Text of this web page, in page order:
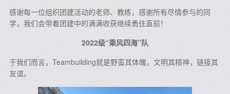
感谢每一位组织团建活动的老师、教练，感谢所有尽情参与的同
学，我们会带着团建中的满满收获继续勇往直前！
2022级“乘风四海”队
于我们而言，Teambuilding就是野蛮其体魄，文明其精神，链接其
友谊。